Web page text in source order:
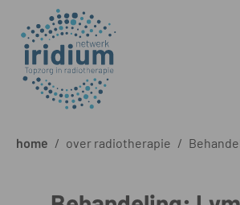
home / over radiotherapie /